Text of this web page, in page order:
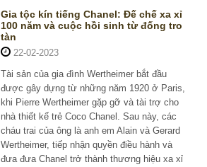
Gia tộc kín tiếng Chanel: Đế chế xa xỉ
100 năm và cuộc hồi sinh từ đống tro
tàn
22-02-2023
Tài sản của gia đình Wertheimer bắt đầu
được gây dựng từ những năm 1920 ở Paris,
khi Pierre Wertheimer gặp gỡ và tài trợ cho
nhà thiết kế trẻ Coco Chanel. Sau này, các
cháu trai của ông là anh em Alain và Gerard
Wertheimer, tiếp nhận quyền điều hành và
đưa đưa Chanel trở thành thương hiệu xa xỉ